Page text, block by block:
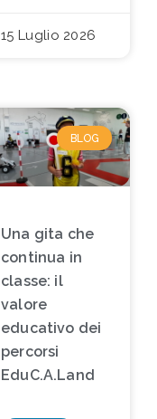
15 Luglio 2026
BLOG
Una gita che
continua in
classe: il
valore
educativo dei
percorsi
EduC.A.Land